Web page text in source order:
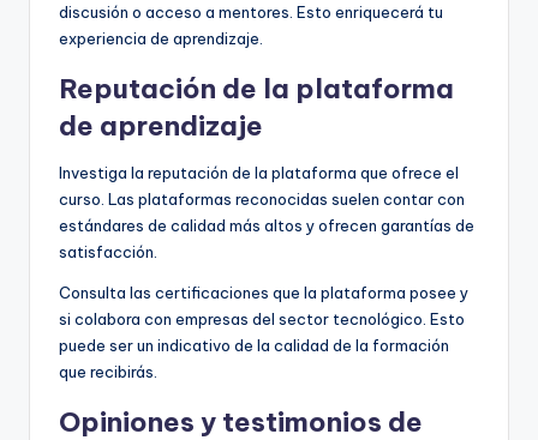
discusión o acceso a mentores. Esto enriquecerá tu
experiencia de aprendizaje.
Reputación de la plataforma
de aprendizaje
Investiga la reputación de la plataforma que ofrece el
curso. Las plataformas reconocidas suelen contar con
estándares de calidad más altos y ofrecen garantías de
satisfacción.
Consulta las certificaciones que la plataforma posee y
si colabora con empresas del sector tecnológico. Esto
puede ser un indicativo de la calidad de la formación
que recibirás.
Opiniones y testimonios de